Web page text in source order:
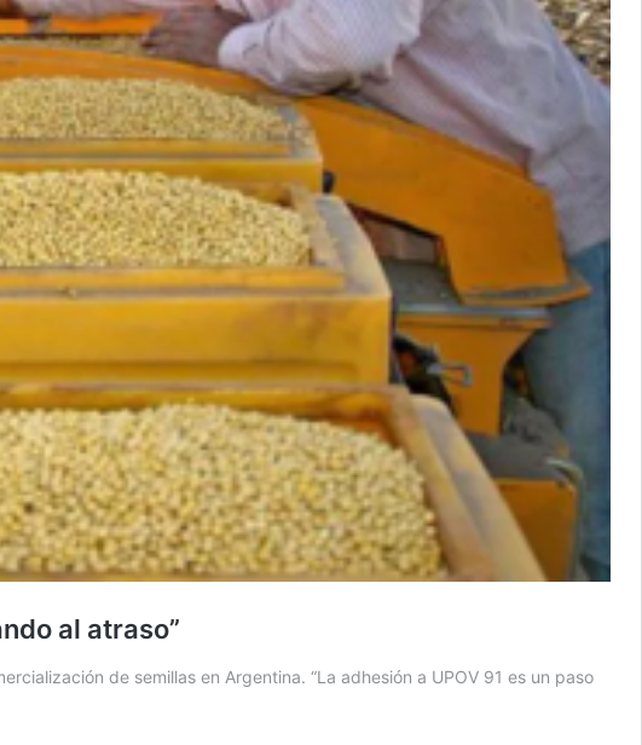
al atraso”
de semillas en Argentina. “La adhesión a UPOV 91 es un paso